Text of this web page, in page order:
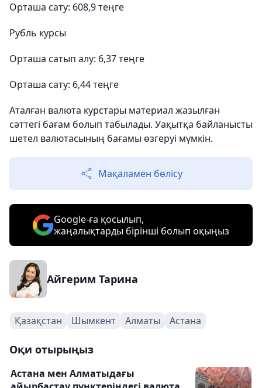
Орташа сату: 608,9 теңге
Рубль курсы
Орташа сатып алу: 6,37 теңге
Орташа сату: 6,44 теңге
Аталған валюта курстары материал жазылған
сәттегі бағам болып табылады. Уақытқа байланысты
шетел валютасының бағамы өзгеруі мүмкін.
Мақаламен бөлісу
Google-ға қосылып,
жаңалықтарды бірінші болып оқыңыз
Айгерим Тарина
Қазақстан Шымкент Алматы Астана
Оқи отырыңыз
Астана мен Алматыдағы